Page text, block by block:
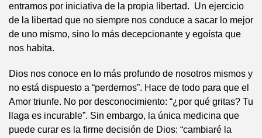
entramos por iniciativa de la propia libertad. Un ejercicio
de la libertad que no siempre nos conduce a sacar lo mejor
de uno mismo, sino lo más decepcionante y egoísta que
nos habita.
Dios nos conoce en lo más profundo de nosotros mismos y
no está dispuesto a “perdernos”. Hace de todo para que el
Amor triunfe. No por desconocimiento: “¿por qué gritas? Tu
llaga es incurable”. Sin embargo, la única medicina que
puede curar es la firme decisión de Dios: “cambiaré la